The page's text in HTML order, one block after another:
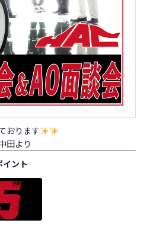
おります
田より
イント